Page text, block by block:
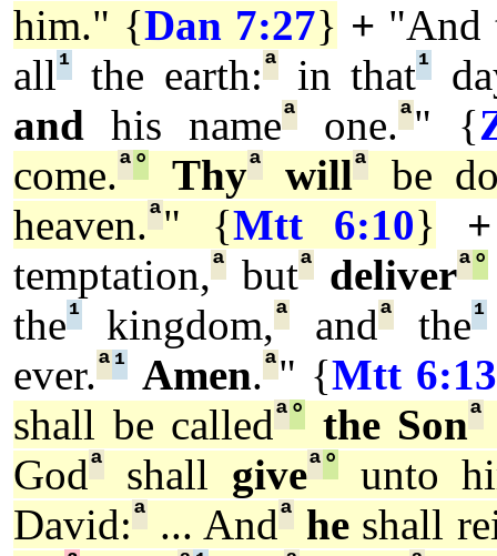
him." {Dan 7:27} + "And
all¹ the earth:ªin that¹
and his nameª one.ª" {
come.ª° Thyª willª
be
heaven.ª" {Mtt 6:10}
+
temptation,ª butª deliverª°
the¹ kingdom,ª andªthe¹
ever.ª¹ Amen.ª" {Mtt 6:13
shall be calledª° the Sonª
Godª shall giveª°unto
David:ª ... Andª he shall